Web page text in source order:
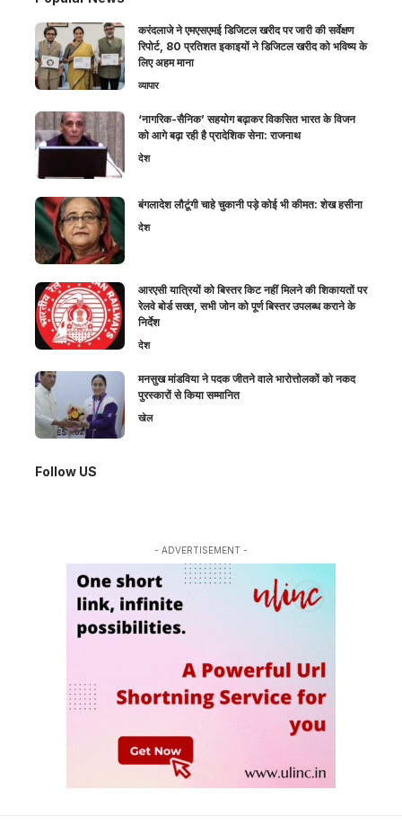
करंदलाजे ने एमएसएमई डिजिटल खरीद पर जारी की सर्वेक्षण
रिपोर्ट, 80 प्रतिशत इकाइयों ने डिजिटल खरीद को भविष्य के
लिए अहम माना
व्यापार
‘नागरिक-सैनिक’ सहयोग बढ़ाकर विकसित भारत के विजन
को आगे बढ़ा रही है प्रादेशिक सेना: राजनाथ
देश
बंगलादेश लौटूंगी चाहे चुकानी पड़े कोई भी कीमत: शेख हसीना
देश
आरएसी यात्रियों को बिस्तर किट नहीं मिलने की शिकायतों पर
रेलवे बोर्ड सख्त, सभी जोन को पूर्ण बिस्तर उपलब्ध कराने के
निर्देश
देश
मनसुख मांडविया ने पदक जीतने वाले भारोत्तोलकों को नकद
पुरस्कारों से किया सम्मानित
खेल
Follow US
- ADVERTISEMENT -